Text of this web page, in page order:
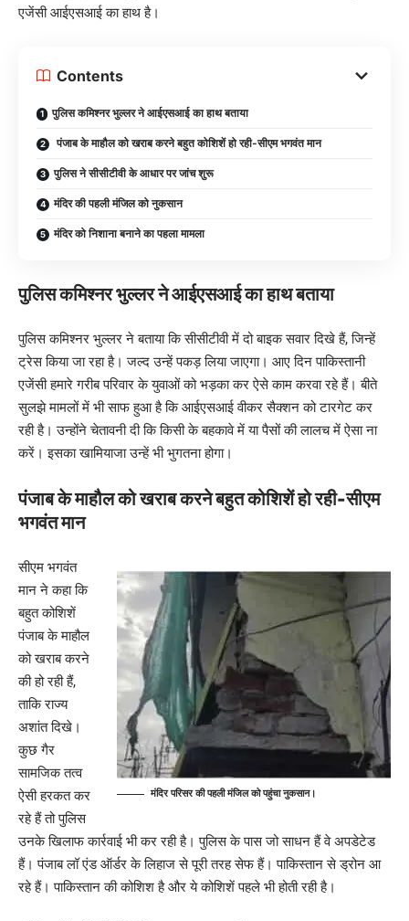
एजेंसी आईएसआई का हाथ है।
Contents
पुलिस कमिश्नर भुल्लर ने आईएसआई का हाथ बताया
पंजाब के माहौल को खराब करने बहुत कोशिशें हो रही-सीएम भगवंत मान
पुलिस ने सीसीटीवी के आधार पर जांच शुरू
मंदिर की पहली मंजिल को नुकसान
मंदिर को निशाना बनाने का पहला मामला
पुलिस कमिश्नर भुल्लर ने आईएसआई का हाथ बताया
पुलिस कमिश्नर भुल्लर ने बताया कि सीसीटीवी में दो बाइक सवार दिखे हैं, जिन्हें
ट्रेस किया जा रहा है। जल्द उन्हें पकड़ लिया जाएगा। आए दिन पाकिस्तानी
एजेंसी हमारे गरीब परिवार के युवाओं को भड़का कर ऐसे काम करवा रहे हैं। बीते
सुलझे मामलों में भी साफ हुआ है कि आईएसआई वीकर सैक्शन को टारगेट कर
रही है। उन्होंने चेतावनी दी कि किसी के बहकावे में या पैसों की लालच में ऐसा ना
करें। इसका खामियाजा उन्हें भी भुगतना होगा।
पंजाब के माहौल को खराब करनेबहुत कोशिशेंहो रही-सीएम
भगवंत मान
मंदिर परिसर की पहली मंजिल को पहुंचा नुकसान।
सीएम भगवंत
मान ने कहा कि
बहुत कोशिशें
पंजाब के माहौल
को खराब करने
की हो रही हैं,
ताकि राज्य
अशांत दिखे।
कुछ गैर
सामजिक तत्व
ऐसी हरकत कर
रहे हैं तो पुलिस
उनके खिलाफ कार्रवाई भी कर रही है। पुलिस के पास जो साधन हैं वे अपडेटेड
हैं। पंजाब लॉ एंड ऑर्डर के लिहाज से पूरी तरह सेफ हैं।पाकिस्तान से ड्रोन आ
रहे हैं। पाकिस्तान की कोशिश है और ये कोशिशें पहले भी होती रही है।